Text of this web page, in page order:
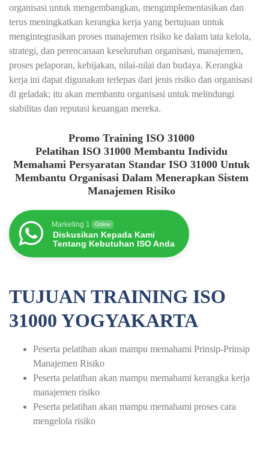
organisasi untuk mengembangkan, mengimplementasikan dan
terus meningkatkan kerangka kerja yang bertujuan untuk
mengintegrasikan proses manajemen risiko ke dalam tata kelola,
strategi, dan perencanaan keseluruhan organisasi, manajemen,
proses pelaporan, kebijakan, nilai-nilai dan budaya. Kerangka
kerja ini dapat digunakan terlepas dari jenis risiko dan organisasi
di geladak; itu akan membantu organisasi untuk melindungi
stabilitas dan reputasi keuangan mereka.
Promo Training ISO 31000
Pelatihan ISO 31000 Membantu Individu
Memahami Persyaratan Standar ISO 31000 Untuk
Membantu Organisasi Dalam Menerapkan Sistem
Manajemen Risiko
Marketing 1 Online
Diskusikan Kepada Kami
Tentang Kebutuhan ISO Anda
TUJUAN TRAINING ISO
31000 YOGYAKARTA
Peserta pelatihan akan mampu memahami Prinsip-Prinsip
Manajemen Risiko
Peserta pelatihan akan mampu memahami kerangka kerja
manajemen risiko
Peserta pelatihan akan mampu memahami proses cara
mengelola risiko